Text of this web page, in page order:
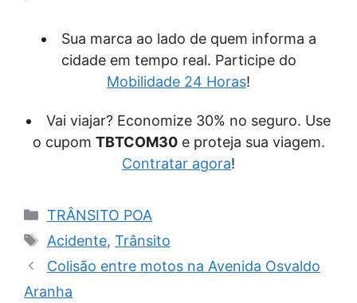
Sua marca ao lado de quem informa a
cidade em tempo real. Participe do
Mobilidade 24 Horas!
Vai viajar? Economize 30% no seguro. Use
o cupom TBTCOM30e proteja sua viagem.
Contratar agora!
Categorias
TRÂNSITO POA
Tags
Acidente, Trânsito
Colisão entre motos na Avenida Osvaldo
Aranha